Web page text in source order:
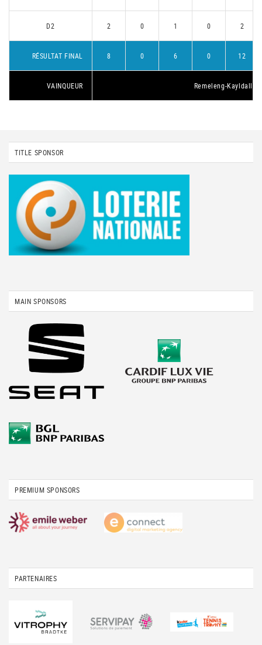
D2 2 0 1 0 2
RÉSULTAT FINAL 8 0 6 0 12
VAINQUEUR Remeleng-Kayldall 1
TITLE SPONSOR
MAIN SPONSORS
PREMIUM SPONSORS
PARTENAIRES